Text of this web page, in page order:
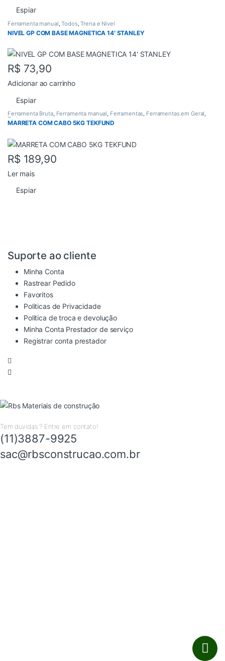
Espiar
Ferramenta manual,Todos,Trena e Nivel
NIVEL GP COM BASE MAGNETICA 14′ STANLEY
R$ 73,90
Adicionar ao carrinho
Espiar
Ferramenta Bruta, Ferramenta manual, Ferramentas, Ferramentas em Geral,
Todos
MARRETA COM CABO 5KG TEKFUND
R$ 189,90
Ler mais
Espiar
Suporte ao cliente
Minha Conta
Rastrear Pedido
Favoritos
Politicas de Privacidade
Politica de troca e devolução
Minha Conta Prestador de serviço
Registrar conta prestador
Tem duvidas ? Entre em contato!
(11)3887-9925
sac@rbsconstrucao.com.br